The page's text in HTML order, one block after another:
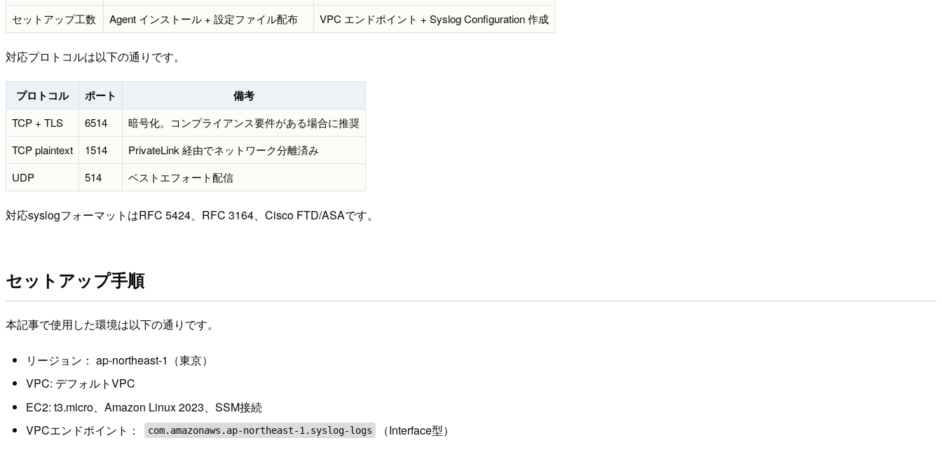
セットアップ工数
Agent インストール + 設定ファイル配布 VPC エンドポイント + Syslog Configuration 作成
対応プロトコルは以下の通りです。
プロトコル ポート 備考
TCP + TLS 6514
暗号化。コンプライアンス要件がある場合に推奨
TCP plaintext
1514
PrivateLink 経由でネットワーク分離済み
UDP
514 ベストエフォート配信
対応syslogフォーマットはRFC 5424、RFC 3164、Cisco FTD/ASAです。
セットアップ手順
本記事で使用した環境は以下の通りです。
リージョン： ap-northeast-1（東京）
VPC: デフォルトVPC
EC2: t3.micro、Amazon Linux 2023、SSM接続
VPCエンドポイント：
com.amazonaws.ap-northeast-1.syslog-logs （Interface型）